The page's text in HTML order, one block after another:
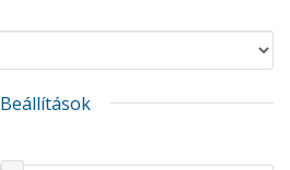
Beállítások